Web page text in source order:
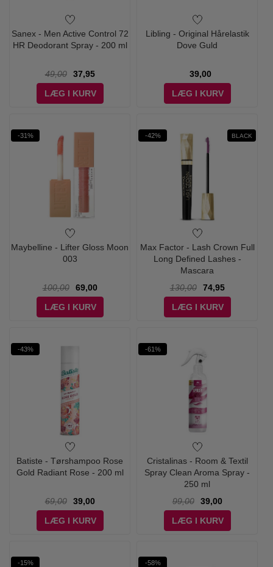
Sanex - Men Active Control 72
HR Deodorant Spray - 200 ml
49,00
37,95
LÆG I KURV
Libling - Original Hårelastik
Dove Guld
39,00
LÆG I KURV
-31%
Maybelline - Lifter Gloss Moon
003
100,00
69,00
LÆG I KURV
-42% BLACK
Max Factor - Lash Crown Full
Long Defined Lashes -
Mascara
130,00
74,95
LÆG I KURV
-43%
Batiste - Tørshampoo Rose
Gold Radiant Rose - 200 ml
69,00
39,00
LÆG I KURV
-61%
Cristalinas - Room & Textil
Spray Clean Aroma Spray -
250 ml
99,00
39,00
LÆG I KURV
-15% -58%